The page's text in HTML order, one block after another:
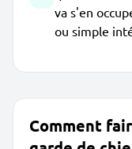
va s'en
ou simple
Comment